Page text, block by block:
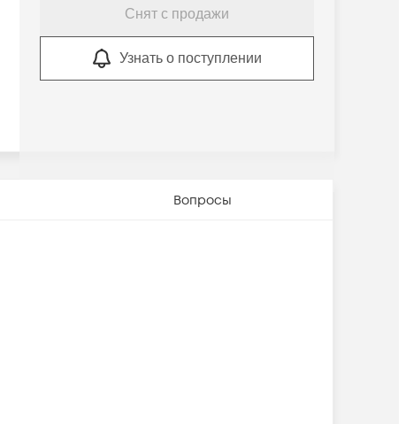
Снят с продажи
Узнать о поступлении
Вопросы